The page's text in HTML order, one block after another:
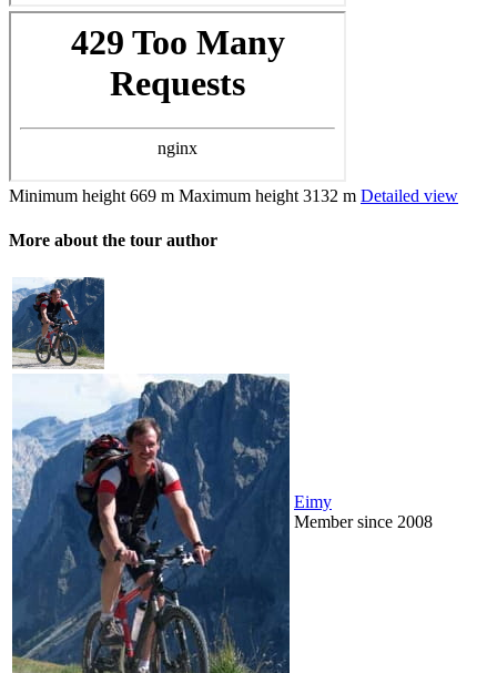
Minimum height 669 m Maximum height 3132 m Detailed view
More about the tour author
Eimy
Member since 2008